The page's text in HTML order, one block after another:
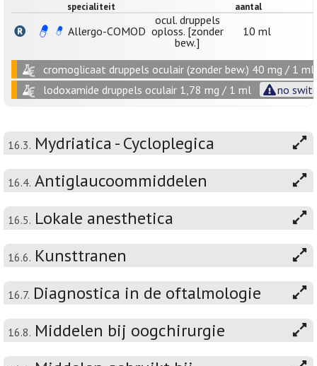
specialiteit aantal
Allergo-COMOD
ocul. druppels
oploss. [zonder
bew.]
10 ml
cromoglicaat druppels oculair (zonder bew.) 40 mg / 1 ml
lodoxamide druppels oculair 1,78 mg / 1 ml
no
16.3. Mydriatica - Cycloplegica
16.4. Antiglaucoommiddelen
16.5. Lokale anesthetica
16.6. Kunsttranen
16.7. Diagnostica in de oftalmologie
16.8. Middelen bij oogchirurgie